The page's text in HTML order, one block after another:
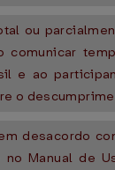
ou
comunicar
e ao
o
desacordo
no Manual de